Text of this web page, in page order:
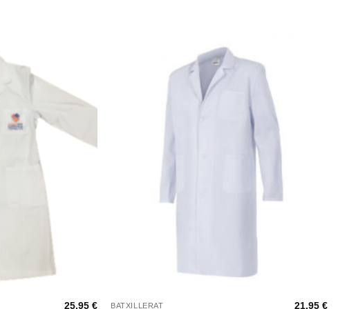
25,95 € BATXILLERAT 21,95€